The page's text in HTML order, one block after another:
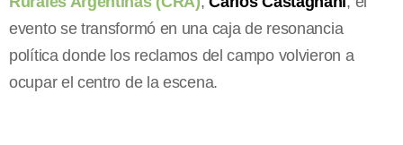
evento se transformó en una caja de resonancia
política donde los reclamos del campo volvieron a
ocupar el centro de la escena.